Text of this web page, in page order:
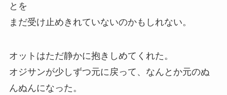
とを
まだ受け止めきれていないのかもしれない。
オットはただ静かに抱きしめてくれた。
オジサンが少しずつ元に戻って、なんとか元のぬ
んぬんになった。